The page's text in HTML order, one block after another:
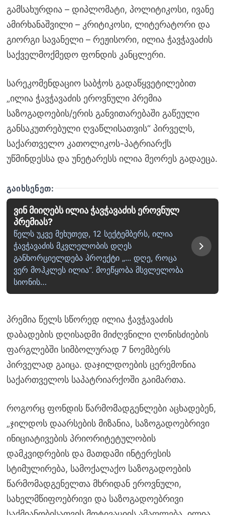
გამსახურდია – დიპლომატი, პოლიტიკოსი, ივანე
ამირხანაშვილი – კრიტიკოსი, ლიტერატორი და
გიორგი სავანელი – რეჟისორი, ილია ჭავჭავაძის
საქველმოქმედო ფონდის კანცლერი.
სარეკომენდაციო საბჭოს გადაწყვეტილებით
„ილია ჭავჭავაძის ეროვნული პრემია
საზოგადოების/ერის განვითარებაში გაწეული
განსაკუთრებული ღვაწლისათვის“ პირველს,
საქართველო კათოლიკოს-პატრიარქს
უწმინდესსა და უნეტარესს ილია მეორეს გადაეცა.
ᲒᲐᲘᲮᲡᲔᲜᲔᲗ:
ვინ მიიღებს ილია ჭავჭავაძის ეროვნულ
პრემიას?
წელს უკვე მეხუთედ, 12 სექტემბერს, ილია
ჭავჭავაძის მკვლელობის დღეს
განხორციელდება პროექტი „... დღე, როცა
ვერ მოჰკლეს ილია“. მოეწყობა მსვლელობა
სიონის…
პრემია წელს სწორედ ილია ჭავჭავაძის
დაბადების დღისადმი მიძღვნილი ღონისძიების
ფარგლებში სიმბოლურად 7 ნოემბერს
პირველად გაიცა. დაჯილდოების ცერემონია
საქართველოს საპატრიარქოში გაიმართა.
როგორც ფონდის წარმომადგენლები აცხადებენ,
„ჯილდოს დაარსების მიზანია, საზოგადოებრივი
ინიციატივების პრიორიტეტულობის
დამკვიდრების და მათდამი ინტერესის
სტიმულირება, სამოქალაქო საზოგადოების
წარმომადგენელთა მხრიდან ეროვნული,
სახელმწიფოებრივი და საზოგადოებრივი